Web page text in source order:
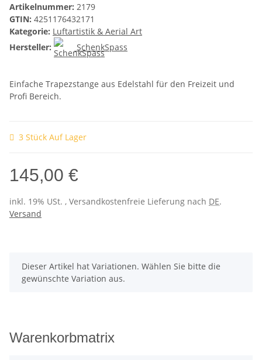
Artikelnummer: 2179
GTIN: 4251176432171
Kategorie: Luftartistik & Aerial Art
Hersteller:
SchenkSpass
Einfache Trapezstange aus Edelstahl für den Freizeit und
Profi Bereich.
3 Stück Auf Lager
145,00 €
inkl. 19% USt. , Versandkostenfreie Lieferung nach DE.
Versand
x
Dieser Artikel hat Variationen. Wählen Sie bitte die
gewünschte Variation aus.
Warenkorbmatrix